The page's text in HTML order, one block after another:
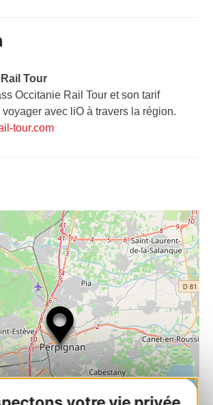
Tour​
Occitanie Rail Tour et son tarif
avec liO à travers la région.
tour.com